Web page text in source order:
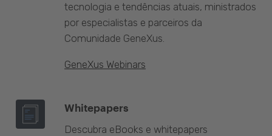
tecnologia e tendências atuais, ministrados
por especialistas e parceiros da
Comunidade GeneXus.
GeneXus Webinars
Whitepapers
Descubra eBooks e whitepapers